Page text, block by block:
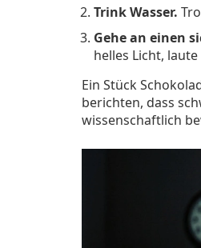
Trink Wasser.
Gehe an einen
helles Licht,
Ein Stück
berichten, dass
wissenschaftlich